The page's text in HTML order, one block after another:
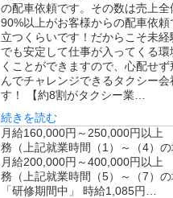
の配車依頼です。その数は売上全
90%以上がお客様からの配車依頼
立つくらいです！だからこそ未経
でも安定して仕事が入ってくる環
くことができますので、心配せず
んでチャレンジできるタクシー会
す！ 【約8割がタクシー業…
続きを読む
月給160,000円～250,000円以
務（上記就業時間（1）～（4）の
月給200,000円～400,000円以
務（上記就業時間（5）～（7）の
「研修期間中」 時給1,085円…